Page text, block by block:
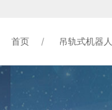
首页 吊轨式机器人